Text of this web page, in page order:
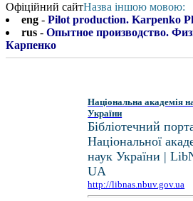
Офіційний сайтНазва іншою мовою:
eng - Pilot production. Karpenko
rus - Опытное производство.
Карпенко
Національна академія
України
Бібліотечний
Національної
наук України |
UA
http://libnas.nbuv.gov.ua